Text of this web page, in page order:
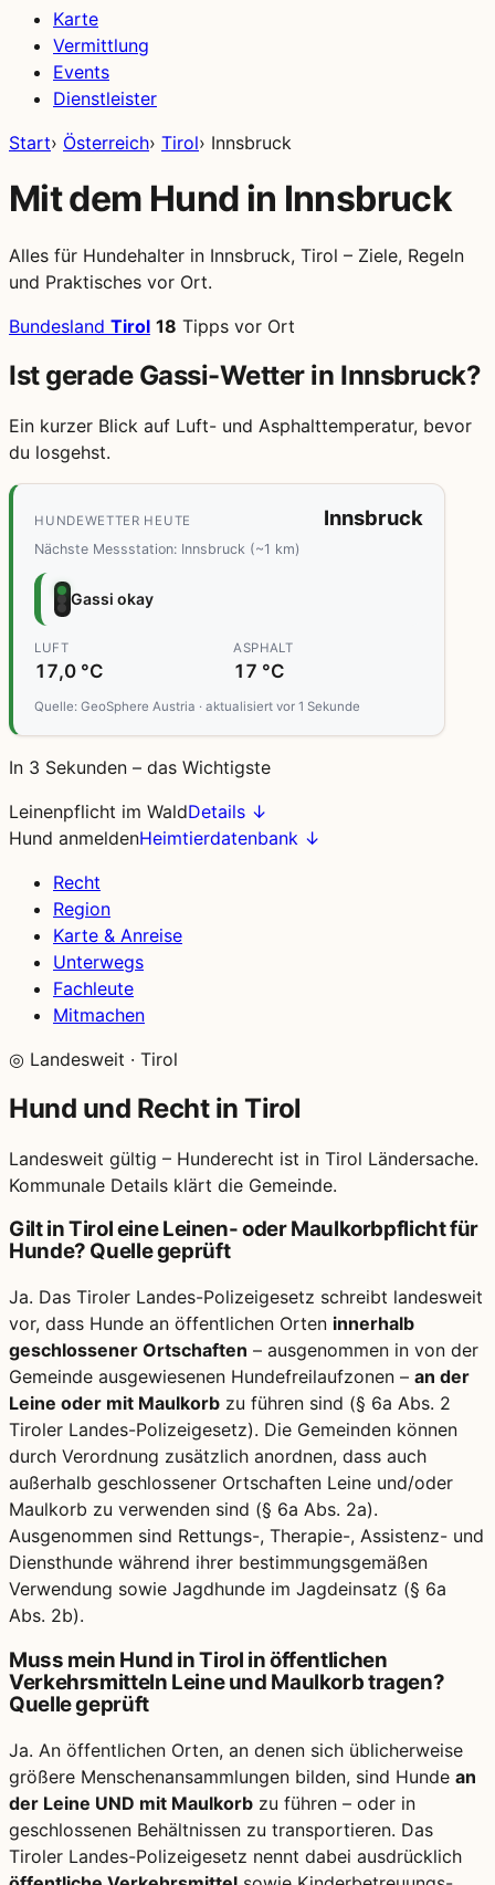
Karte
Vermittlung
Events
Dienstleister
Start› Österreich› Tirol› Innsbruck
Mit dem Hund in Innsbruck
Alles für Hundehalter in Innsbruck, Tirol – Ziele, Regeln
und Praktisches vor Ort.
Bundesland Tirol 18 Tipps vor Ort
Ist gerade Gassi-Wetter in Innsbruck?
Ein kurzer Blick auf Luft- und Asphalttemperatur, bevor
du losgehst.
HUNDEWETTER HEUTE Innsbruck
Nächste Messstation: Innsbruck (~1 km)
Gassi okay
LUFT
17,0 °C
ASPHALT
17 °C
Quelle: GeoSphere Austria · aktualisiert vor 1 Sekunde
In 3 Sekunden – das Wichtigste
Leinenpflicht im WaldDetails ↓
Hund anmeldenHeimtierdatenbank ↓
Recht
Region
Karte & Anreise
Unterwegs
Fachleute
Mitmachen
◎ Landesweit · Tirol
Hund und Recht in Tirol
Landesweit gültig – Hunderecht ist in Tirol Ländersache.
Kommunale Details klärt die Gemeinde.
Gilt in Tirol eine Leinen- oder Maulkorbpflicht für
Hunde? Quelle geprüft
Ja. Das Tiroler Landes-Polizeigesetz schreibt landesweit
vor, dass Hunde an öffentlichen Orten innerhalb
geschlossener Ortschaften – ausgenommen in von der
Gemeinde ausgewiesenen Hundefreilaufzonen – an der
Leine oder mit Maulkorb zu führen sind (§ 6a Abs. 2
Tiroler Landes-Polizeigesetz). Die Gemeinden können
durch Verordnung zusätzlich anordnen, dass auch
außerhalb geschlossener Ortschaften Leine und/oder
Maulkorb zu verwenden sind (§ 6a Abs. 2a).
Ausgenommen sind Rettungs-, Therapie-, Assistenz- und
Diensthunde während ihrer bestimmungsgemäßen
Verwendung sowie Jagdhunde im Jagdeinsatz (§ 6a
Abs. 2b).
Muss mein Hund in Tirol in öffentlichen
Verkehrsmitteln Leine und Maulkorb tragen?
Quelle geprüft
Ja. An öffentlichen Orten, an denen sich üblicherweise
größere Menschenansammlungen bilden, sind Hunde an
der Leine UND mit Maulkorb zu führen – oder in
geschlossenen Behältnissen zu transportieren. Das
Tiroler Landes-Polizeigesetz nennt dabei ausdrücklich